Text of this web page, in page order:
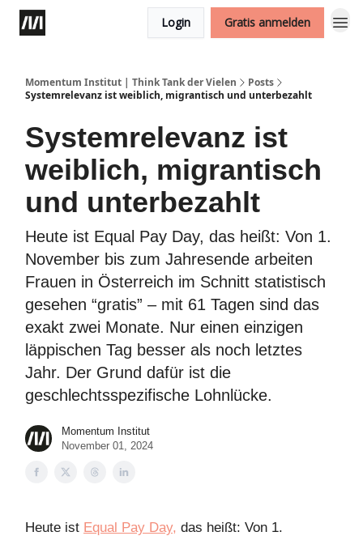
Login Gratis anmelden
Momentum Institut | Think Tank der Vielen
Posts
Systemrelevanz ist weiblich, migrantisch und unterbezahlt
Systemrelevanz ist
weiblich, migrantisch
und unterbezahlt
Heute ist Equal Pay Day, das heißt: Von 1.
November bis zum Jahresende arbeiten
Frauen in Österreich im Schnitt statistisch
gesehen “gratis” – mit 61 Tagen sind das
exakt zwei Monate. Nur einen einzigen
läppischen Tag besser als noch letztes
Jahr. Der Grund dafür ist die
geschlechtsspezifische Lohnlücke.
Momentum Institut
November 01, 2024
Heute ist Equal Pay Day, das heißt: Von 1.